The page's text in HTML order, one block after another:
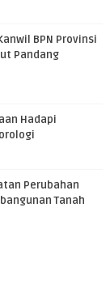
BPN Provinsi
Pandang
Hadapi
Perubahan
Tanah